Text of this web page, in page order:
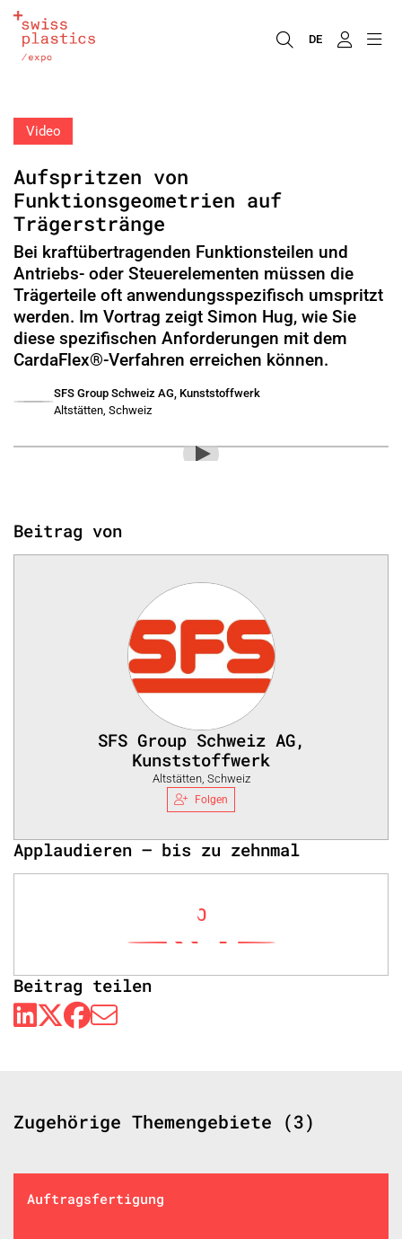
DE
Video
Aufspritzen von
Funktionsgeometrien auf
Trägerstränge
Bei kraftübertragenden Funktionsteilen und
Antriebs- oder Steuerelementen müssen die
Trägerteile oft anwendungsspezifisch umspritzt
werden. Im Vortrag zeigt Simon Hug, wie Sie
diese spezifischen Anforderungen mit dem
CardaFlex®-Verfahren erreichen können.
SFS Group Schweiz AG, Kunststoffwerk
Altstätten, Schweiz
Beitrag von
SFS Group Schweiz AG,
Kunststoffwerk
Altstätten, Schweiz
Folgen
Applaudieren – bis zu zehnmal
0
Beitrag teilen
Zugehörige Themengebiete (3)
Auftragsfertigung